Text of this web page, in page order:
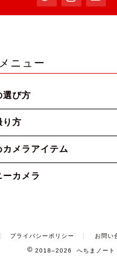
ニュー
選び方
り方
カメラアイテム
ーカメラ
プライバシーポリシー お問い
2018–2026 へちまノート